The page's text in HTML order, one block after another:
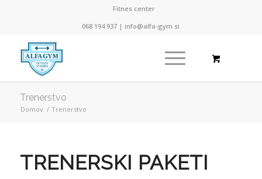
Fitnes center
068 194 937 |info@alfa-gym.si
Trenerstvo
Domov / Trenerstvo
TRENERSKI PAKETI